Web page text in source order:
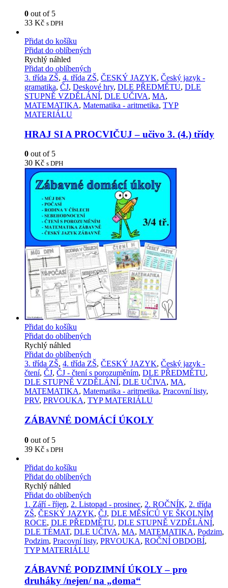
0 out of 5
33 Kč s DPH
Přidat do košíku
Přidat do oblíbených
Rychlý náhled
Přidat do oblíbených
3. třída ZŠ, 4. třída ZŠ, ČESKÝ JAZYK, Český jazyk -
gramatika, ČJ, Deskové hry, DLE PŘEDMĚTU, DLE
STUPNĚ VZDĚLÁNÍ, DLE UČIVA, MA,
MATEMATIKA, Matematika - aritmetika, TYP
MATERIÁLU
HRAJ SI A PROCVIČUJ – učivo 3. (4.) třídy
0 out of 5
30 Kč s DPH
Přidat do košíku
Přidat do oblíbených
Rychlý náhled
Přidat do oblíbených
3. třída ZŠ, 4. třída ZŠ, ČESKÝ JAZYK, Český jazyk -
čtení, ČJ, ČJ - čtení s porozuměním, DLE PŘEDMĚTU,
DLE STUPNĚ VZDĚLÁNÍ, DLE UČIVA, MA,
MATEMATIKA, Matematika - aritmetika, Pracovní listy,
PRV, PRVOUKA, TYP MATERIÁLU
ZÁBAVNÉ DOMÁCÍ ÚKOLY
0 out of 5
39 Kč s DPH
Přidat do košíku
Přidat do oblíbených
Rychlý náhled
Přidat do oblíbených
1. Září - říjen, 2. Listopad - prosinec, 2. ROČNÍK, 2. třída
ZŠ, ČESKÝ JAZYK, ČJ, DLE MĚSÍCŮ VE ŠKOLNÍM
ROCE, DLE PŘEDMĚTU, DLE STUPNĚ VZDĚLÁNÍ,
DLE TÉMAT, DLE UČIVA, MA, MATEMATIKA, Podzim,
Podzim, Pracovní listy, PRVOUKA, ROČNÍ OBDOBÍ,
TYP MATERIÁLU
ZÁBAVNÉ PODZIMNÍ ÚKOLY – pro
druháky /nejen/ na „doma“